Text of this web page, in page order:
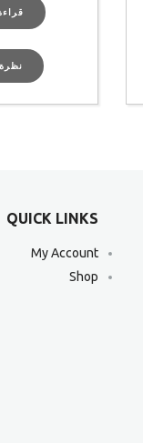
QUICK LINKS
My Account
Shop